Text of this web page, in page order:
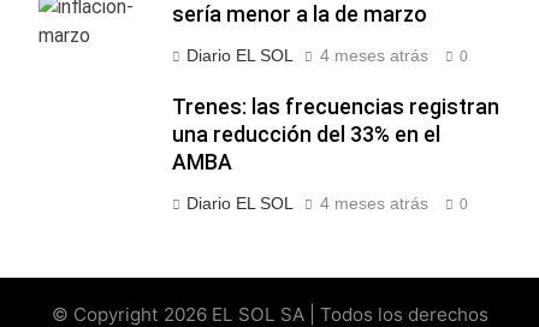
sería menor a la de marzo
Diario EL SOL 4 meses atrás 0
Trenes: las frecuencias registran
una reducción del 33% en el
AMBA
Diario EL SOL 4 meses atrás 0
© Copyright 2026 EL SOL SA | Todos los derechos